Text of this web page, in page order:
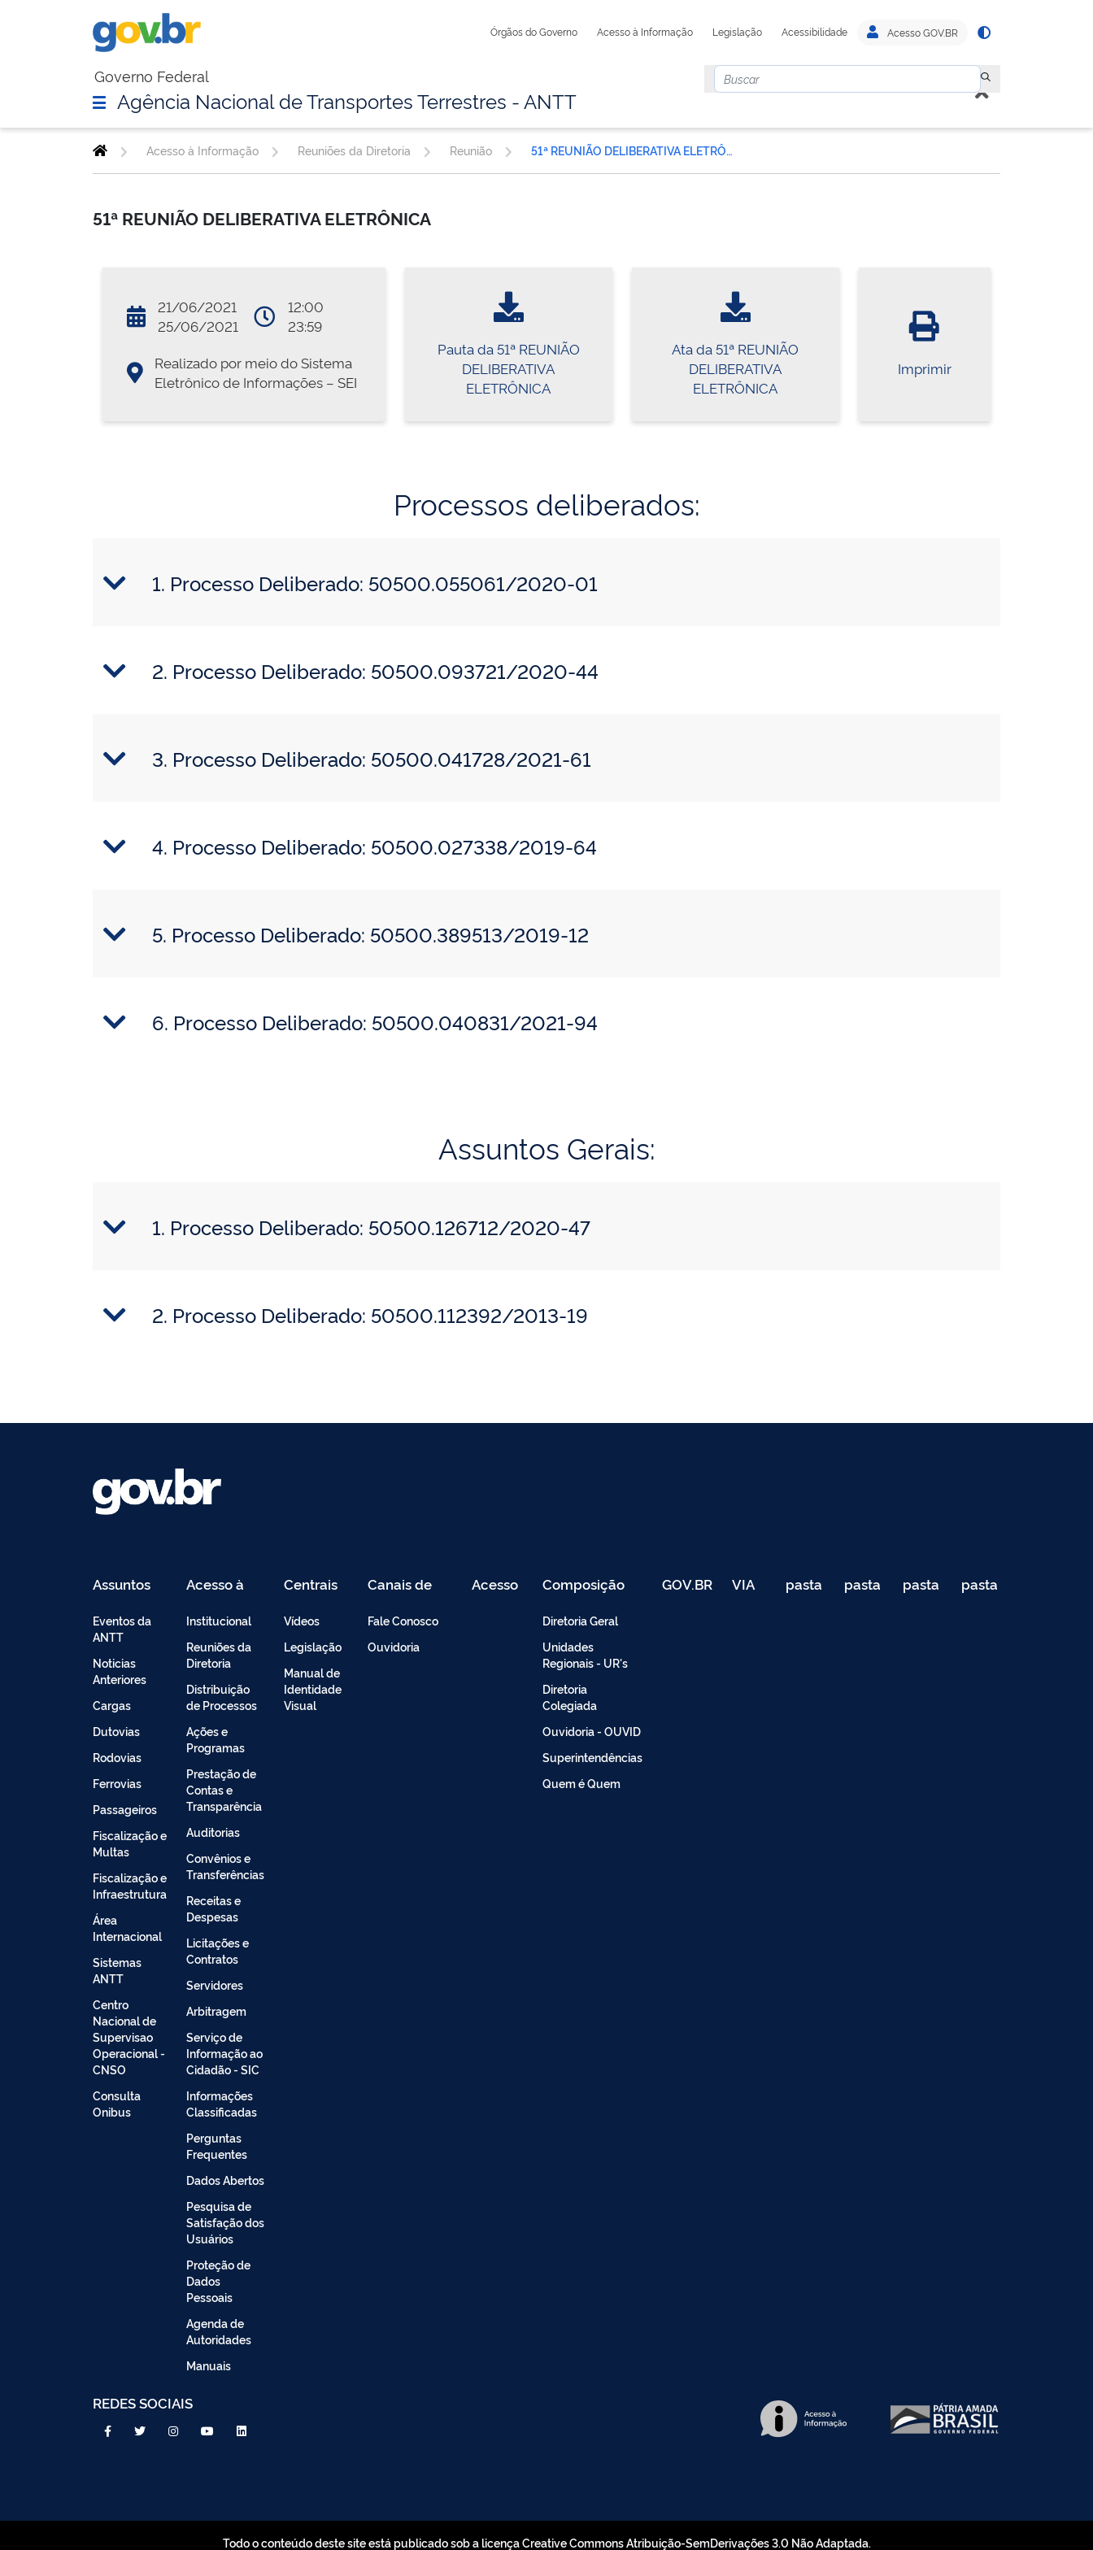
Órgãos do Governo Acesso à Informação Legislação Acessibilidade Acesso GOV.BR
Governo Federal
Agência Nacional de Transportes Terrestres - ANTT
Acesso à Informação Reuniões da Diretoria Reunião 51ª REUNIÃO DELIBERATIVA ELETRÔNICA
51ª REUNIÃO DELIBERATIVA ELETRÔNICA
21/06/2021
25/06/2021
12:00
23:59
Realizado por meio do Sistema
Eletrônico de Informações – SEI
Pauta da 51ª REUNIÃO
DELIBERATIVA
ELETRÔNICA
Ata da 51ª REUNIÃO
DELIBERATIVA
ELETRÔNICA
Imprimir
Processos deliberados:
1. Processo Deliberado: 50500.055061/2020-01
2. Processo Deliberado: 50500.093721/2020-44
3. Processo Deliberado: 50500.041728/2021-61
4. Processo Deliberado: 50500.027338/2019-64
5. Processo Deliberado: 50500.389513/2019-12
6. Processo Deliberado: 50500.040831/2021-94
Assuntos Gerais:
1. Processo Deliberado: 50500.126712/2020-47
2. Processo Deliberado: 50500.112392/2013-19
Assuntos
Eventos da
ANTT
Noticias
Anteriores
Cargas
Dutovias
Rodovias
Ferrovias
Passageiros
Fiscalização e
Multas
Fiscalização e
Infraestrutura
Área
Internacional
Sistemas
ANTT
Centro
Nacional de
Supervisao
Operacional -
CNSO
Consulta
Onibus
Acesso à
Institucional
Reuniões da
Diretoria
Distribuição
de Processos
Ações e
Programas
Prestação de
Contas e
Transparência
Auditorias
Convênios e
Transferências
Receitas e
Despesas
Licitações e
Contratos
Servidores
Arbitragem
Serviço de
Informação ao
Cidadão - SIC
Informações
Classificadas
Perguntas
Frequentes
Dados Abertos
Pesquisa de
Satisfação dos
Usuários
Proteção de
Dados
Pessoais
Agenda de
Autoridades
Manuais
Centrais
Vídeos
Legislação
Manual de
Identidade
Visual
Canais de
Fale Conosco
Ouvidoria
Acesso Composição
Diretoria Geral
Unidades
Regionais - UR's
Diretoria
Colegiada
Ouvidoria - OUVID
Superintendências
Quem é Quem
GOV.BR VIA pasta
de
pasta
de
pasta
de
pasta
de
REDES SOCIAIS
Todo o conteúdo deste site está publicado sob a licença Creative Commons Atribuição-SemDerivações 3.0 Não Adaptada.